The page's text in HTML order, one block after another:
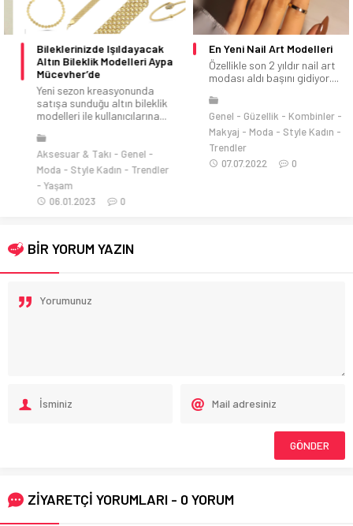
Bileklerinizde Işıldayacak
Altın Bileklik Modelleri Aypa
Mücevher’de
Yeni sezon kreasyonunda
satışa sunduğu altın bileklik
modelleri ile kullanıcılarına...
Aksesuar & Takı
Genel
Moda
Style Kadın
Trendler
Yaşam
06.01.2023
0
En Yeni Nail Art Modelleri
Özellikle son 2 yıldır nail art
modası aldı başını gidiyor....
Genel Güzellik
Kombinler
Makyaj
Moda
Style Kadın
Trendler
07.07.2022
0
BİR YORUM YAZIN
ZİYARETÇİ YORUMLARI - 0 YORUM